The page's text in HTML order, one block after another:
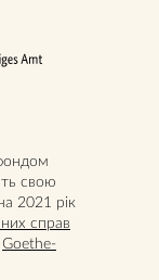
свою
2021 рік
справ
Goethe-